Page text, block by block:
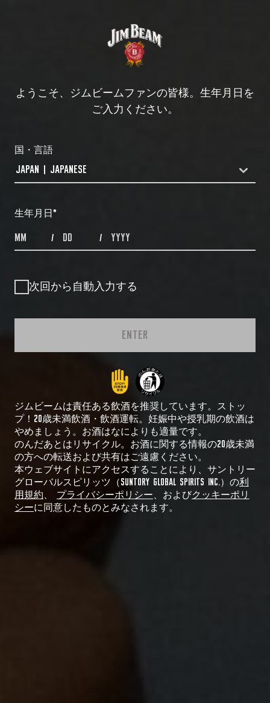
ようこそ、ジムビームファンの皆様。生年月日を
ご入力ください。
国・言語
COUNTRYDROPDOWN
JAPAN | JAPANESE
生年月日 *
MONTHS / DAYS / YEAR
次回から自動入力する
ENTER
ジムビームは責任ある飲酒を推奨しています。ストッ
プ！20歳未満飲酒・飲酒運転。妊娠中や授乳期の飲酒は
やめましょう。お酒はなによりも適量です。
のんだあとはリサイクル。お酒に関する情報の20歳未満
の方への転送および共有はご遠慮ください。
本ウェブサイトにアクセスすることにより、サントリー
グローバルスピリッツ（SUNTORY GLOBAL SPIRITS INC.）の利
用規約
プライバシーポリシー 、およびクッキーポリ
シーに同意したものとみなされます。